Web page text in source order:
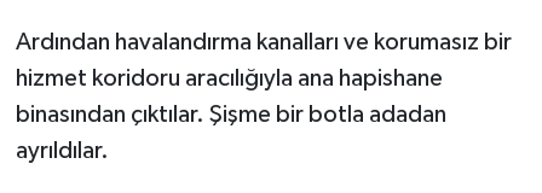
Ardından havalandırma kanalları ve korumasız bir
hizmet koridoru aracılığıyla ana hapishane
binasından çıktılar. Şişme bir botla adadan
ayrıldılar.